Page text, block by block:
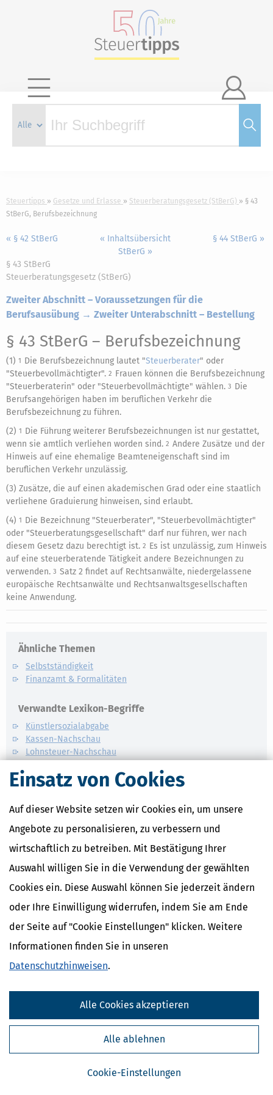
Einsatz von Cookies
Auf dieser Website setzen wir Cookies ein, um unsere
Angebote zu personalisieren, zu verbessern und
wirtschaftlich zu betreiben. Mit Bestätigung Ihrer
Auswahl willigen Sie in die Verwendung der gewählten
Cookies ein. Diese Auswahl können Sie jederzeit ändern
oder Ihre Einwilligung widerrufen, indem Sie am Ende
der Seite auf "Cookie Einstellungen" klicken. Weitere
Informationen finden Sie in unseren
Datenschutzhinweisen.
Cookie-Einstellungen
Alle ablehnen
Alle Cookies akzeptieren

Steuertipps Gesetze und Erlasse Steuerberatungsgesetz (StBerG)
§ 43
StBerG, Berufsbezeichnung
« § 42 StBerG
« Inhaltsübersicht
StBerG »
§ 44 StBerG »
§ 43 StBerG
Steuerberatungsgesetz (StBerG)
Zweiter Abschnitt – Voraussetzungen für die
Berufsausübung → Zweiter Unterabschnitt – Bestellung
§ 43 StBerG – Berufsbezeichnung
(1) 1 Die Berufsbezeichnung lautet "Steuerberater" oder
"Steuerbevollmächtigter". 2 Frauen können die Berufsbezeichnung
"Steuerberaterin" oder "Steuerbevollmächtigte" wählen. 3 Die
Berufsangehörigen haben im beruflichen Verkehr die
Berufsbezeichnung zu führen.
(2) 1 Die Führung weiterer Berufsbezeichnungen ist nur gestattet,
wenn sie amtlich verliehen worden sind. 2 Andere Zusätze und der
Hinweis auf eine ehemalige Beamteneigenschaft sind im
beruflichen Verkehr unzulässig.
(3) Zusätze, die auf einen akademischen Grad oder eine staatlich
verliehene Graduierung hinweisen, sind erlaubt.
(4) 1 Die Bezeichnung "Steuerberater", "Steuerbevollmächtigter"
oder "Steuerberatungsgesellschaft" darf nur führen, wer nach
diesem Gesetz dazu berechtigt ist. 2 Es ist unzulässig, zum Hinweis
auf eine steuerberatende Tätigkeit andere Bezeichnungen zu
verwenden. 3 Satz 2 findet auf Rechtsanwälte, niedergelassene
europäische Rechtsanwälte und Rechtsanwaltsgesellschaften
keine Anwendung.
Ähnliche Themen
Selbstständigkeit
Finanzamt & Formalitäten
Verwandte Lexikon-Begriffe
Künstlersozialabgabe
Kassen-Nachschau
Lohnsteuer-Nachschau
Gründungszuschuss
Kostenlose Steuertipps & News
Steuertipps Selbstständige
Ja, ich möchte die kostenlosen Newsletter
Datenschutzhinweise
habe ich gelesen.
Meine Einwilligung kann ich jederzeit durch